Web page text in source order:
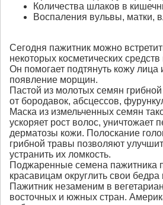
Количества шлаков в
Воспаления вульвы, матки,
Сегодня пажитник можно
некоторых косметических
Он помогает подтянуть кожу лица
появление морщин.
Пастой из молотых семян
от бородавок, абсцессов,
Маска из измельченных семян
ускоряет рост волос, уничтожает
дерматозы кожи. Полоскание
грибной травы позволяют
устранить их ломкость.
Поджаренные семена пажитника
красавицам округлить свои бедра
Пажитник незаменим в
восточных и южных стран.